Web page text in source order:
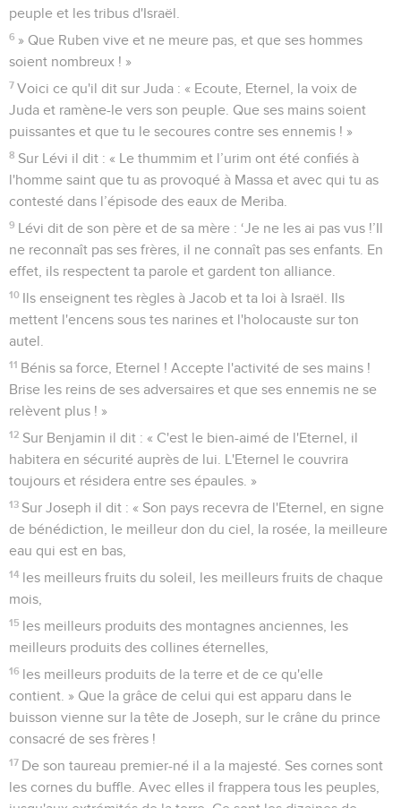
peuple et les tribus d'Israël.
6 » Que Ruben vive et ne meure pas, et que ses hommes
soient nombreux ! »
7 Voici ce qu'il dit sur Juda : « Ecoute, Eternel, la voix de
Juda et ramène-le vers son peuple. Que ses mains soient
puissantes et que tu le secoures contre ses ennemis ! »
8 Sur Lévi il dit : « Le thummim et l’urim ont été confiés à
l'homme saint que tu as provoqué à Massa et avec qui tu as
contesté dans l’épisode des eaux de Meriba.
9 Lévi dit de son père et de sa mère : ‘Je ne les ai pas vus !’Il
ne reconnaît pas ses frères, il ne connaît pas ses enfants. En
effet, ils respectent ta parole et gardent ton alliance.
10 Ils enseignent tes règles à Jacob et ta loi à Israël. Ils
mettent l'encens sous tes narines et l'holocauste sur ton
autel.
11 Bénis sa force, Eternel ! Accepte l'activité de ses mains !
Brise les reins de ses adversaires et que ses ennemis ne se
relèvent plus ! »
12 Sur Benjamin il dit : « C'est le bien-aimé de l'Eternel, il
habitera en sécurité auprès de lui. L'Eternel le couvrira
toujours et résidera entre ses épaules. »
13 Sur Joseph il dit : « Son pays recevra de l'Eternel, en signe
de bénédiction, le meilleur don du ciel, la rosée, la meilleure
eau qui est en bas,
14 les meilleurs fruits du soleil, les meilleurs fruits de chaque
mois,
15 les meilleurs produits des montagnes anciennes, les
meilleurs produits des collines éternelles,
16 les meilleurs produits de la terre et de ce qu'elle
contient. » Que la grâce de celui qui est apparu dans le
buisson vienne sur la tête de Joseph, sur le crâne du prince
consacré de ses frères !
17 De son taureau premier-né il a la majesté. Ses cornes sont
les cornes du buffle. Avec elles il frappera tous les peuples,